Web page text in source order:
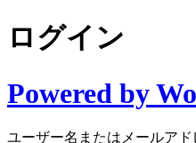
ログイン
Powered by
ユーザー名またはメールアド